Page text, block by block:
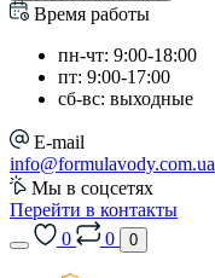
Время работы
пн-чт: 9:00-18:00
пт: 9:00-17:00
сб-вс: выходные
E-mail
info@formulavody.com.ua
Мы в соцсетях
Перейти в контакты
0
0 0